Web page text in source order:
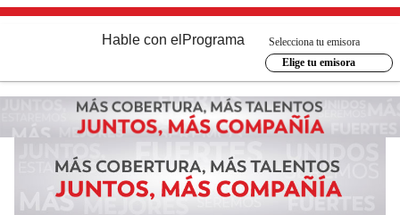
Hable con el Programa
Selecciona tu emisora
Elige tu emisora